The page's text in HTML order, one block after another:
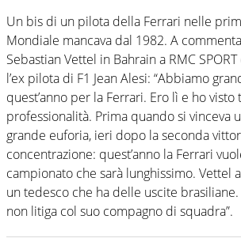
Un bis di un pilota della Ferrari nelle
Mondiale mancava dal 1982. A
Sebastian Vettel in Bahrain a RMC SPORT
l’ex pilota di F1 Jean Alesi: “Abbiamo
quest’anno per la Ferrari. Ero lì e ho visto
professionalità. Prima quando si vinceva
grande euforia, ieri dopo la seconda
concentrazione: quest’anno la Ferrari
campionato che sarà lunghissimo. Vettel
un tedesco che ha delle uscite
non litiga col suo compagno di squadra”.